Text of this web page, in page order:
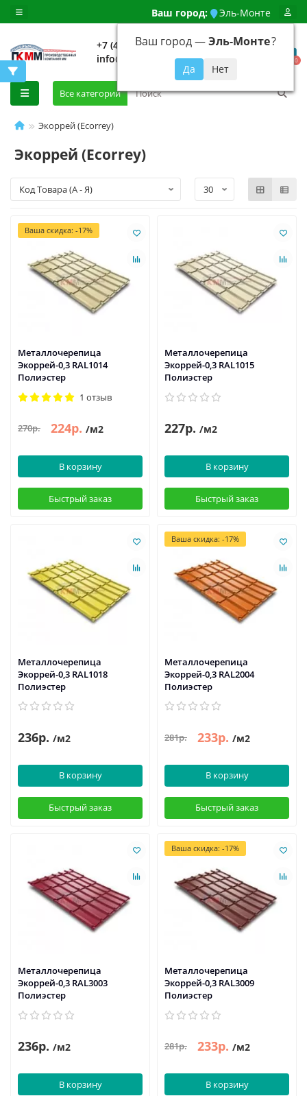
Ваш город: Эль-Монте
Ваш город —Эль-Монте?
+7 (499) 648-92-94
info@evroshtaketnikmoskva.ru
0
Все категории
Экоррей (Ecorrey)
Экоррей (Ecorrey)
Ваша скидка: -17%
Металлочерепица
Экоррей-0,3 RAL1014
Полиэстер
1 отзыв
270р. 224р. /м2
В корзину
Быстрый заказ
Металлочерепица
Экоррей-0,3 RAL1015
Полиэстер
227р. /м2
В корзину
Быстрый заказ
Металлочерепица
Экоррей-0,3 RAL1018
Полиэстер
236р. /м2
В корзину
Быстрый заказ
Ваша скидка: -17%
Металлочерепица
Экоррей-0,3 RAL2004
Полиэстер
281р. 233р. /м2
В корзину
Быстрый заказ
Металлочерепица
Экоррей-0,3 RAL3003
Полиэстер
236р. /м2
В корзину
Ваша скидка: -17%
Металлочерепица
Экоррей-0,3 RAL3009
Полиэстер
281р. 233р. /м2
В корзину